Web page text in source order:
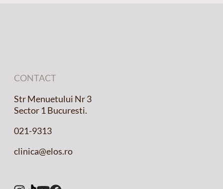
CONTACT
Str Menuetului Nr 3
Sector 1 Bucuresti.
021-9313
clinica@elos.ro